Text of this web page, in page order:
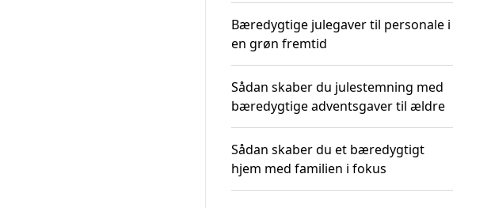
Bæredygtige julegaver til personale i
en grøn fremtid
Sådan skaber du julestemning med
bæredygtige adventsgaver til ældre
Sådan skaber du et bæredygtigt
hjem med familien i fokus